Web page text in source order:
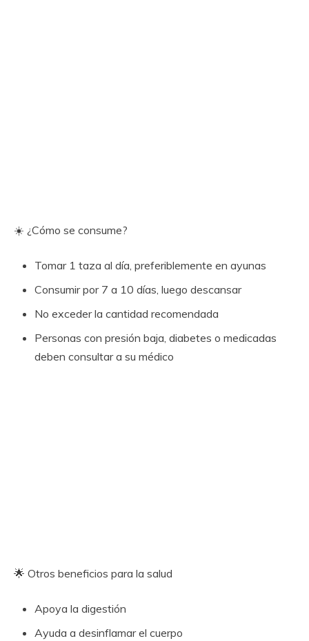
☀️ ¿Cómo se consume?
Tomar 1 taza al día, preferiblemente en ayunas
Consumir por 7 a 10 días, luego descansar
No exceder la cantidad recomendada
Personas con presión baja, diabetes o medicadas
deben consultar a su médico
🌟 Otros beneficios para la salud
Apoya la digestión
Ayuda a desinflamar el cuerpo